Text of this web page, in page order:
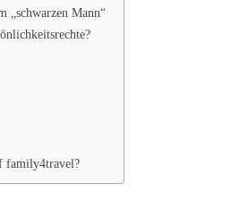
„schwarzen Mann“
family4travel?